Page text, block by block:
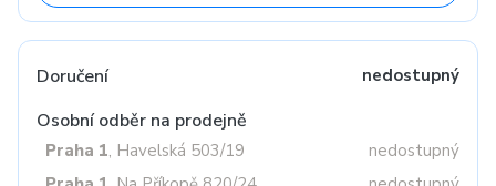
Doručení nedostupný
Osobní odběr na prodejně
Praha 1, Havelská 503/19
nedostupný